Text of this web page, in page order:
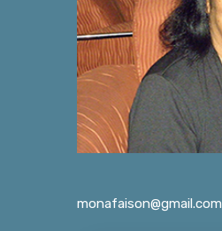
monafaison@gmail.com